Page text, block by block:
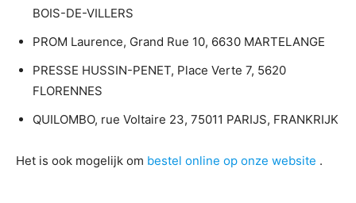
BOIS-DE-VILLERS
PROM Laurence, Grand Rue 10, 6630 MARTELANGE
PRESSE HUSSIN-PENET, Place Verte 7, 5620
FLORENNES
QUILOMBO, rue Voltaire 23, 75011 PARIJS, FRANKRIJK
Het is ook mogelijk om bestel online op onze website .